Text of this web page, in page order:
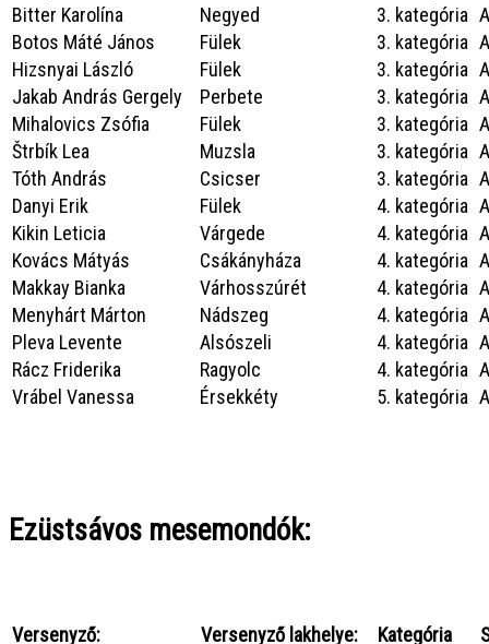
Bitter Karolína
Negyed 3. kategória
Botos Máté János
Fülek 3. kategória
Hizsnyai László
Fülek 3. kategória
Jakab András Gergely
Perbete 3. kategória
Mihalovics Zsófia
Fülek 3. kategória
Štrbík Lea
Muzsla 3. kategória
Tóth András
Csicser 3. kategória
Danyi Erik
Fülek 4. kategória
Kikin Leticia
Várgede 4. kategória
Kovács Mátyás
Csákányháza 4. kategória
Makkay Bianka
Várhosszúrét 4. kategória
Menyhárt Márton
Nádszeg 4. kategória
Pleva Levente
Alsószeli 4. kategória
Rácz Friderika
Ragyolc 4. kategória
Vrábel Vanessa
Érsekkéty 5. kategória
Ezüstsávos mesemondók:
Versenyző: Versenyző lakhelye: Kategória